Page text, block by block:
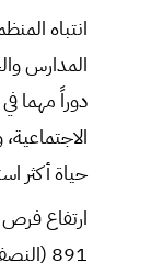
انتباه
المدارس
دوراً مهما
حياة أكثر